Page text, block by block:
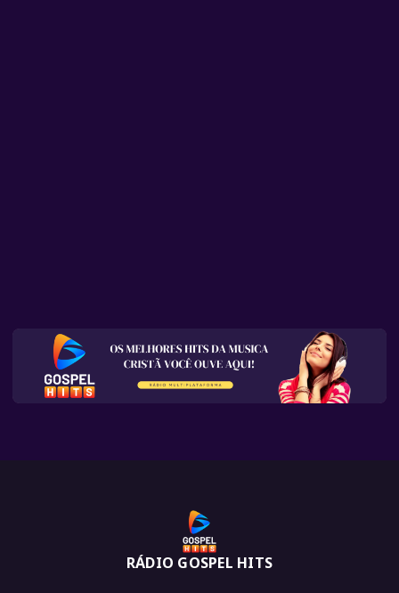
RÁDIO GOSPEL HITS